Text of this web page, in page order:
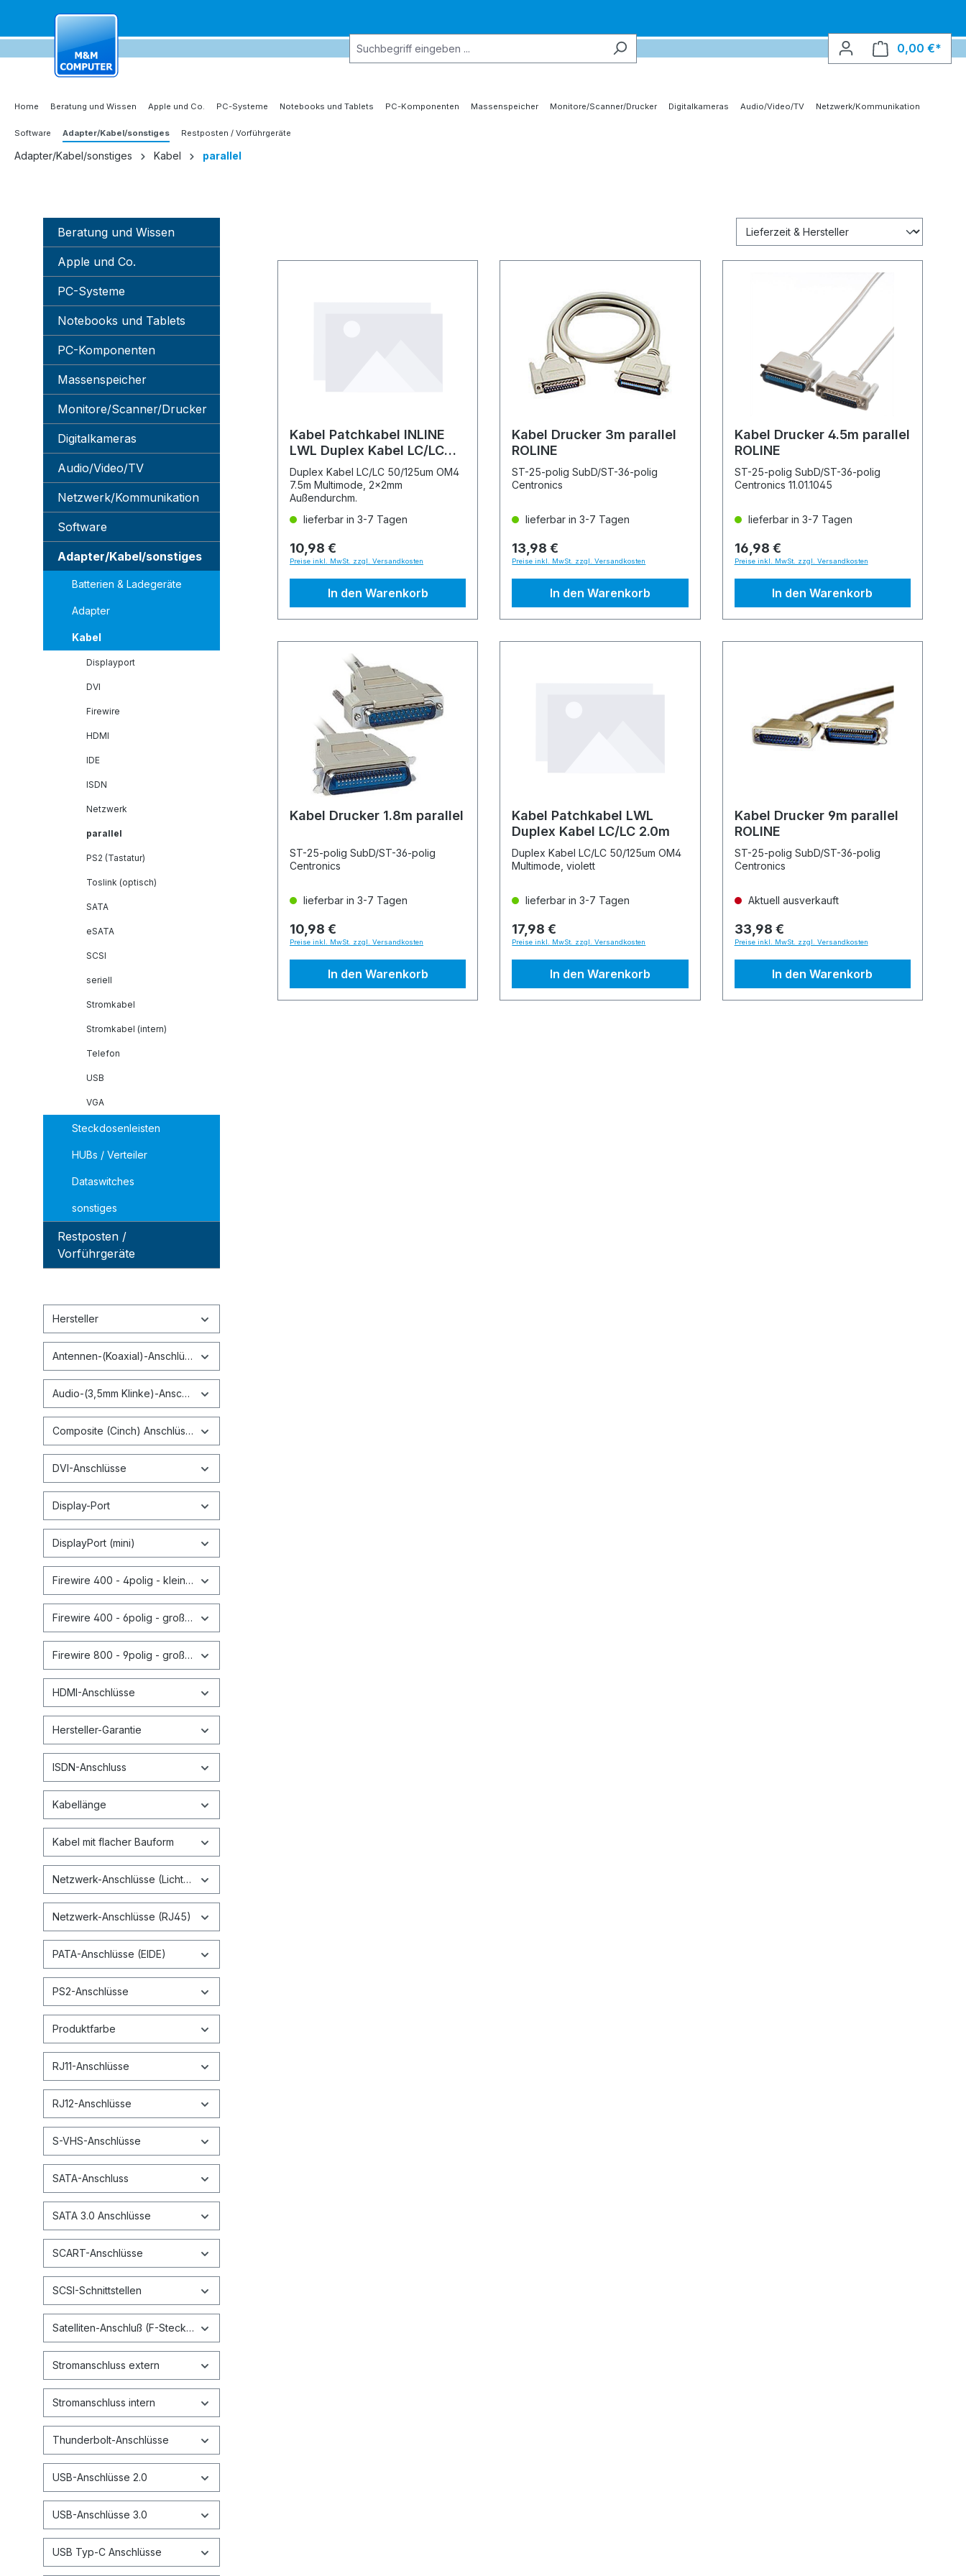
Zur Hauptnavigation springen
0,00 €*
Home Beratung und Wissen Apple und Co. PC-Systeme Notebooks und Tablets PC-Komponenten Massenspeicher Monitore/Scanner/Drucker Digitalkameras Audio/Video/TV Netzwerk/Kommunikation
Software Adapter/Kabel/sonstiges Restposten / Vorführgeräte
Adapter/Kabel/sonstiges Kabel parallel
Beratung und Wissen
Apple und Co.
PC-Systeme
Notebooks und Tablets
PC-Komponenten
Massenspeicher
Monitore/Scanner/Drucker
Digitalkameras
Audio/Video/TV
Netzwerk/Kommunikation
Software
Adapter/Kabel/sonstiges
Batterien & Ladegeräte
Adapter
Kabel
Displayport
DVI
Firewire
HDMI
IDE
ISDN
Netzwerk
parallel
PS2 (Tastatur)
Toslink (optisch)
SATA
eSATA
SCSI
seriell
Stromkabel
Stromkabel (intern)
Telefon
USB
VGA
Steckdosenleisten
HUBs / Verteiler
Dataswitches
sonstiges
Restposten /
Vorführgeräte
Hersteller
Antennen-(Koaxial)-Anschlüsse
Audio-(3,5mm Klinke)-Anschlüsse
Composite (Cinch) Anschlüsse
DVI-Anschlüsse
Display-Port
DisplayPort (mini)
Firewire 400 - 4polig - kleiner Stecker
Firewire 400 - 6polig - großer Stecker
Firewire 800 - 9polig - großer Stecker
HDMI-Anschlüsse
Hersteller-Garantie
ISDN-Anschluss
Kabellänge
Kabel mit flacher Bauform
Netzwerk-Anschlüsse (Lichtwellenleiter)
Netzwerk-Anschlüsse (RJ45)
PATA-Anschlüsse (EIDE)
PS2-Anschlüsse
Produktfarbe
RJ11-Anschlüsse
RJ12-Anschlüsse
S-VHS-Anschlüsse
SATA-Anschluss
SATA 3.0 Anschlüsse
SCART-Anschlüsse
SCSI-Schnittstellen
Satelliten-Anschluß (F-Stecker)
Stromanschluss extern
Stromanschluss intern
Thunderbolt-Anschlüsse
USB-Anschlüsse 2.0
USB-Anschlüsse 3.0
USB Typ-C Anschlüsse
Kabel Patchkabel INLINE
LWL Duplex Kabel LC/LC
50/125um
Duplex Kabel LC/LC 50/125um OM4
7.5m Multimode, 2x2mm
Außendurchm.
lieferbar in 3-7 Tagen
10,98 €
Preise inkl. MwSt. zzgl. Versandkosten
In den Warenkorb
Kabel Drucker 3m parallel
ROLINE
ST-25-polig SubD/ST-36-polig
Centronics
lieferbar in 3-7 Tagen
13,98 €
Preise inkl. MwSt. zzgl. Versandkosten
In den Warenkorb
Kabel Drucker 4.5m parallel
ROLINE
ST-25-polig SubD/ST-36-polig
Centronics 11.01.1045
lieferbar in 3-7 Tagen
16,98 €
Preise inkl. MwSt. zzgl. Versandkosten
In den Warenkorb
Kabel Drucker 1.8m parallel
ST-25-polig SubD/ST-36-polig
Centronics
lieferbar in 3-7 Tagen
10,98 €
Preise inkl. MwSt. zzgl. Versandkosten
In den Warenkorb
Kabel Patchkabel LWL
Duplex Kabel LC/LC 2.0m
Duplex Kabel LC/LC 50/125um OM4
Multimode, violett
lieferbar in 3-7 Tagen
17,98 €
Preise inkl. MwSt. zzgl. Versandkosten
In den Warenkorb
Kabel Drucker 9m parallel
ROLINE
ST-25-polig SubD/ST-36-polig
Centronics
Aktuell ausverkauft
33,98 €
Preise inkl. MwSt. zzgl. Versandkosten
In den Warenkorb